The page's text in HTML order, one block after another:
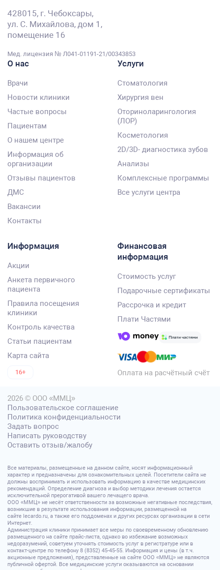
428015, г. Чебоксары,
ул. С. Михайлова, дом 1,
помещение 16
Мед. лицензия № Л041-01191-21/00343853
О нас
Врачи
Новости клиники
Частые вопросы
Пациентам
О нашем центре
Информация об
организации
Отзывы пациентов
ДМС
Вакансии
Контакты
Услуги
Стоматология
Хирургия вен
Оториноларингология
(ЛОР)
Косметология
2D/3D- диагностика зубов
Анализы
Комплексные программы
Все услуги центра
Информация
Акции
Анкета первичного
пациента
Правила посещения
клиники
Контроль качества
Статьи пациентам
Карта сайта
16+
Финансовая
информация
Стоимость услуг
Подарочные сертификаты
Рассрочка и кредит
Плати Частями
Оплата на расчётный счёт
2026 © ООО «ММЦ»
Пользовательское соглашение
Политика конфиденциальности
Задать вопрос
Написать руководству
Оставить отзыв/жалобу
Все материалы, размещенные на данном сайте, носят информационный
характер и предназначены для ознакомительных целей. Посетители сайта не
должны воспринимать и использовать информацию в качестве медицинских
рекомендаций. Определение диагноза и выбор методики лечения остается
исключительной прерогативой вашего лечащего врача.
ООО «ММЦ» не несёт ответственности за возможные негативные последствия,
возникшие в результате использования информации, размещенной на
сайте lecardo.ru, а также его поддоменах и других ресурсах организации в сети
Интернет.
Администрация клиники принимает все меры по своевременному обновлению
размещенного на сайте прайс-листа, однако во избежание возможных
недоразумений, советуем уточнять стоимость услуг в регистратуре или в
контакт-центре по телефону 8 (8352) 45-45-55. Информация и цены (в т.ч.
акционные предложения), представленные на сайте ООО «ММЦ» не являются
публичной офертой. Все медицинские услуги оказываются на основании